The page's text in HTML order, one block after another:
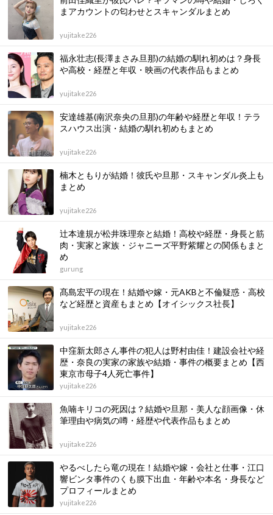
まアカウントの匂わせとスキャンダルまとめ
yujitake226
福永壮志(長澤まさみ旦那)の結婚の馴れ初めは？身長
や高校・経歴と年収・映画の代表作品もまとめ
yujitake226
安達雄基(南沢奈央の旦那)の年齢や経歴と年収！テラ
スハウス出演・結婚の馴れ初めもまとめ
yujitake226
楠木ともりが結婚！彼氏や旦那・スキャンダル炎上も
まとめ
yujitake226
辻本達規が松井珠理奈と結婚！高校や経歴・身長と筋
肉・実家と家族・ジャニーズ平野紫耀との関係もまと
め
gurung
髙島宏平の現在！結婚や嫁・元AKBと不倫疑惑・高校
など経歴と資産もまとめ【オイシックス社長】
yujitake226
中窪新太郎さん事件の犯人は野村由佳！建設会社や経
歴・奈良の実家の家族や結婚・事件の概要まとめ【西
東京市母子4人死亡事件】
yujitake226
魚喃キリコの死因は？結婚や旦那・美人な顔画像・休
筆理由や病気の噂・経歴や代表作品もまとめ
yujitake226
やるべしたら竜の現在！結婚や嫁・会社と仕事・江口
響ビンタ事件のくも膜下出血・年齢や本名・身長など
プロフィールまとめ
yujitake226